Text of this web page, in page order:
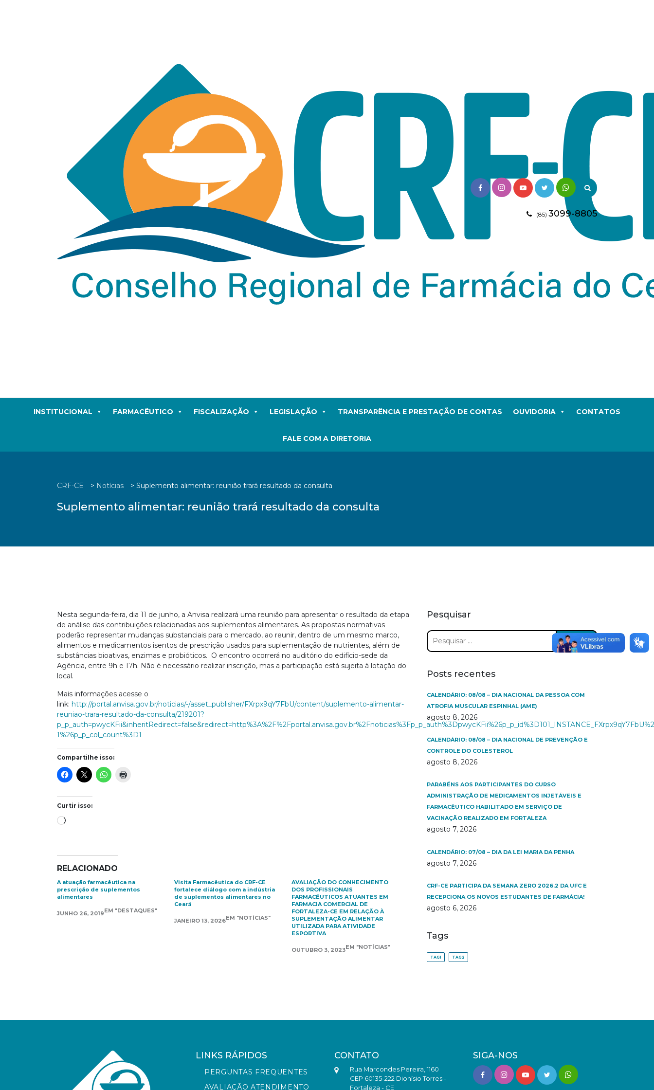
(85) 3099-8805
INSTITUCIONAL FARMACÊUTICO FISCALIZAÇÃO LEGISLAÇÃO TRANSPARÊNCIA E PRESTAÇÃO DE CONTAS OUVIDORIA CONTATOS
FALE COM A DIRETORIA
CRF-CE > Notícias > Suplemento alimentar: reunião trará resultado da consulta
Suplemento alimentar: reunião trará resultado da consulta
Nesta segunda-feira, dia 11 de junho, a Anvisa realizará uma reunião para apresentar o resultado da etapa
de análise das contribuições relacionadas aos suplementos alimentares. As propostas normativas
poderão representar mudanças substanciais para o mercado, ao reunir, dentro de um mesmo marco,
alimentos e medicamentos isentos de prescrição usados para suplementação de nutrientes, além de
substâncias bioativas, enzimas e probióticos. O encontro ocorrerá no auditório do edifício-sede da
Agência, entre 9h e 17h. Não é necessário realizar inscrição, mas a participação está sujeita à lotação do
local.
Mais informações acesse o
link: http://portal.anvisa.gov.br/noticias/-/asset_publisher/FXrpx9qY7FbU/content/suplemento-alimentar-
reuniao-trara-resultado-da-consulta/219201?
1%26p_p_col_count%3D1
Compartilhe isso:
Curtir isso:
Carregando...
RELACIONADO
A atuação farmacêutica na
prescrição de suplementos
alimentares
JUNHO 26, 2019EM "DESTAQUES"
Visita Farmacêutica do CRF-CE
fortalece diálogo com a indústria
de suplementos alimentares no
Ceará
JANEIRO 13, 2026EM "NOTÍCIAS"
AVALIAÇÃO DO CONHECIMENTO
DOS PROFISSIONAIS
FARMACÊUTICOS ATUANTES EM
FARMACIA COMERCIAL DE
FORTALEZA-CE EM RELAÇÃO À
SUPLEMENTAÇÃO ALIMENTAR
UTILIZADA PARA ATIVIDADE
ESPORTIVA
OUTUBRO 3, 2023EM "NOTÍCIAS"
Pesquisar
Pesquisar
por:
Posts recentes
CALENDÁRIO: 08/08 – DIA NACIONAL DA PESSOA COM
ATROFIA MUSCULAR ESPINHAL (AME)
agosto 8, 2026
CALENDÁRIO: 08/08 – DIA NACIONAL DE PREVENÇÃO E
CONTROLE DO COLESTEROL
agosto 8, 2026
PARABÉNS AOS PARTICIPANTES DO CURSO
ADMINISTRAÇÃO DE MEDICAMENTOS INJETÁVEIS E
FARMACÊUTICO HABILITADO EM SERVIÇO DE
VACINAÇÃO REALIZADO EM FORTALEZA
agosto 7, 2026
CALENDÁRIO: 07/08 – DIA DA LEI MARIA DA PENHA
agosto 7, 2026
CRF-CE PARTICIPA DA SEMANA ZERO 2026.2 DA UFC E
RECEPCIONA OS NOVOS ESTUDANTES DE FARMÁCIA!
agosto 6, 2026
Tags
TAG1 TAG2
LINKS RÁPIDOS
PERGUNTAS FREQUENTES
AVALIAÇÃO ATENDIMENTO
CONTATO
Rua Marcondes Pereira, 1160
CEP 60135-222 Dionísio Torres -
Fortaleza - CE
SIGA-NOS